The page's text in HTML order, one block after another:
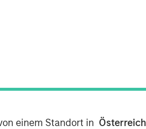
einem Standort in Österreich
EST